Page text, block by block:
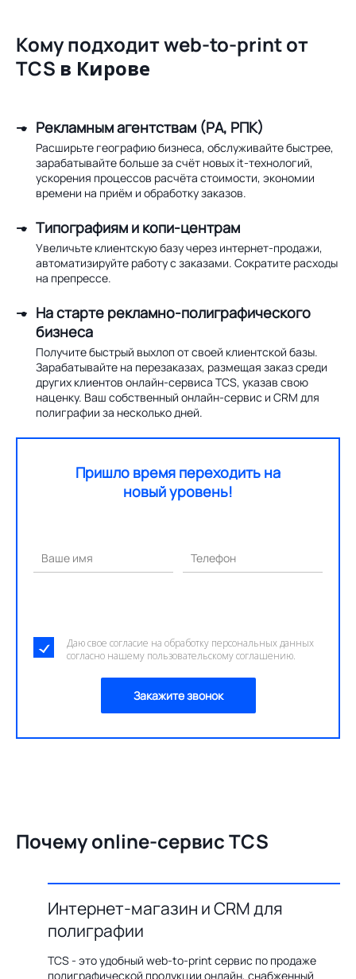
Кому подходит web-to-print от
TCS в Кирове
Рекламным агентствам (РА, РПК)
Расширьте географию бизнеса, обслуживайте быстрее,
зарабатывайте больше за счёт новых it-технологий,
ускорения процессов расчёта стоимости, экономии
времени на приём и обработку заказов.
Типографиям и копи-центрам
Увеличьте клиентскую базу через интернет-продажи,
автоматизируйте работу с заказами. Сократите расходы
на препрессе.
На старте рекламно-полиграфического
бизнеса
Получите быстрый выхлоп от своей клиентской базы.
Зарабатывайте на перезаказах, размещая заказ среди
других клиентов онлайн-сервиса TCS, указав свою
наценку. Ваш собственный онлайн-сервис и CRM для
полиграфии за несколько дней.
Пришло время переходить на
новый уровень!
Ваше имя Телефон
Даю свое согласие на обработку персональных данных
согласно нашему пользовательскому соглашению.
Закажите звонок
Почему online-сервис TCS
Интернет-магазин и CRM для
полиграфии
TCS - это удобный web-to-print сервис по продаже
полиграфической продукции онлайн, снабженный